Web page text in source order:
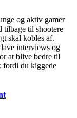
og aktiv gamer
tilbage til shootere
skal kobles af.
interviews og
at blive bedre til
fordi du kiggede